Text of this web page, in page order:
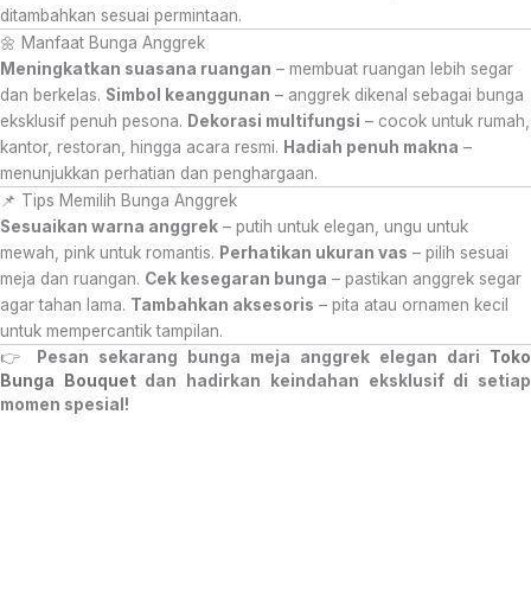
ditambahkan sesuai permintaan.
🌼 Manfaat Bunga Anggrek
Meningkatkan suasana ruangan – membuat ruangan lebih segar
dan berkelas. Simbol keanggunan – anggrek dikenal sebagai bunga
eksklusif penuh pesona. Dekorasi multifungsi – cocok untuk rumah,
kantor, restoran, hingga acara resmi. Hadiah penuh makna –
menunjukkan perhatian dan penghargaan.
📌 Tips Memilih Bunga Anggrek
Sesuaikan warna anggrek – putih untuk elegan, ungu untuk
mewah, pink untuk romantis. Perhatikan ukuran vas – pilih sesuai
meja dan ruangan. Cek kesegaran bunga – pastikan anggrek segar
agar tahan lama. Tambahkan aksesoris – pita atau ornamen kecil
untuk mempercantik tampilan.
👉 Pesan sekarang bunga meja anggrek elegan dari Toko
Bunga Bouquetdan hadirkan keindahan eksklusif di setiap
momen spesial!